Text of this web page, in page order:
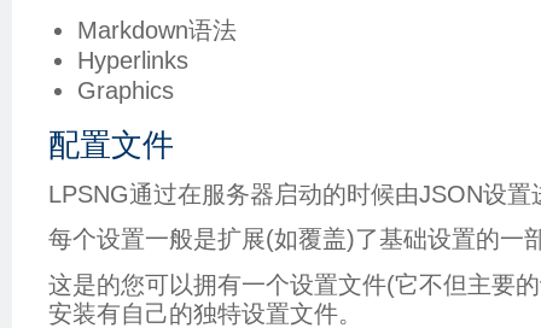
Markdown语法
Hyperlinks
Graphics
配置文件
LPSNG通过在服务器启动的时候由JSON设置
每个设置一般是扩展(如覆盖)了基础设置的一
这是的您可以拥有一个设置文件(它不但主要
安装有自己的独特设置文件。